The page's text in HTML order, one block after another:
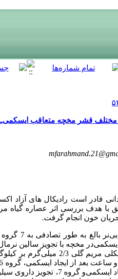
مختلف قشر مخچه متعاقب
قادر است رادیکال های آزاد
با هدف بررسی اثر عصاره گیاه
خون انجام گرفت.
ایسکمی‌با تجویز سالین نرمال، گروه 4،